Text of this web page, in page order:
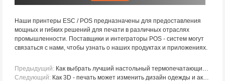
Наши принтеры ESC / POS предназначены для предоставления
мощных и гибких решений для печати в различных отраслях
промышленности. Поставщики и интеграторы POS - систем могут
связаться с нами, чтобы узнать о наших продуктах и приложениях.
Предыдущий: Как выбрать лучший настольный термопечатающий принтер?
Следующий: Как 3D - печать может изменить дизайн одежды и аксессуаров